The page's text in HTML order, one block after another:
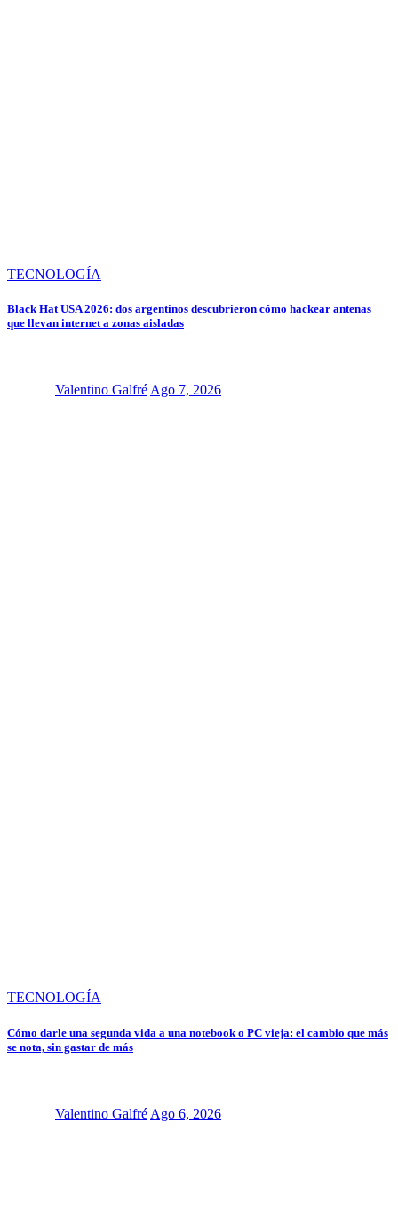
TECNOLOGÍA
Black Hat USA 2026: dos argentinos descubrieron cómo hackear antenas
que llevan internet a zonas aisladas
Valentino Galfré Ago 7, 2026
TECNOLOGÍA
Cómo darle una segunda vida a una notebook o PC vieja: el cambio que más
se nota, sin gastar de más
Valentino Galfré Ago 6, 2026